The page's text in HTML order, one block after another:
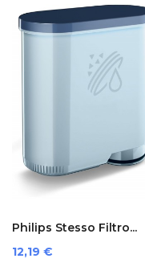
Philips Stesso Filtro...
Prezzo
12,19 €